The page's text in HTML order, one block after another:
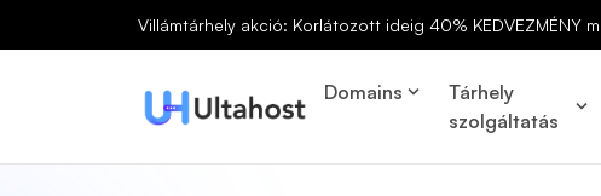
Villámtárhely akció: Korlátozott ideig 40% KEDVEZMÉNY
Domains
Tárhely
szolgáltatás